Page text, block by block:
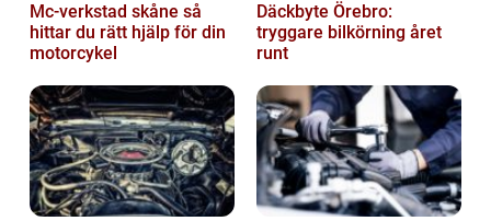
Mc-verkstad skåne så
hittar du rätt hjälp för din
motorcykel
Däckbyte Örebro:
tryggare bilkörning året
runt